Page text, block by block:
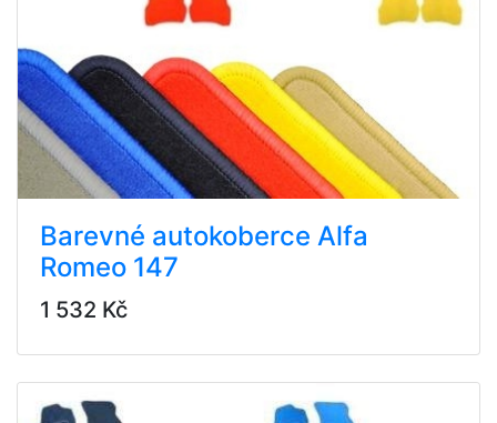
Barevné autokoberce Alfa
Romeo 147
1 532 Kč